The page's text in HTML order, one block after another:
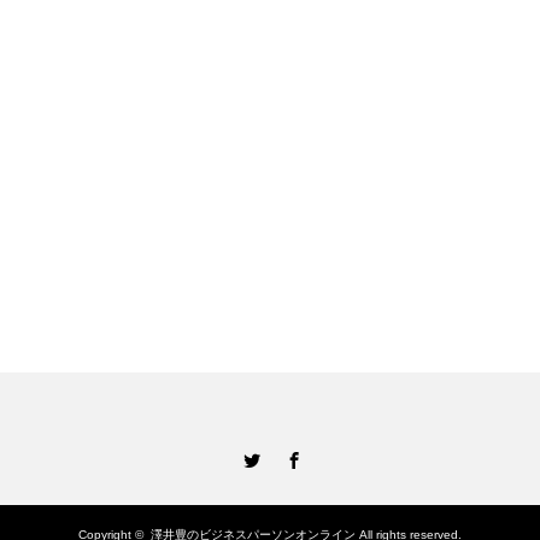
Copyright © 澤井豊のビジネスパーソンオンライン All rights reserved.